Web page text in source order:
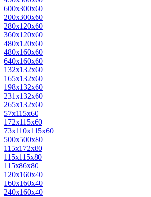
600х300х60
200х300х60
280х120х60
360х120х60
480х120х60
480х160х60
640х160х60
132х132х60
165х132х60
198х132х60
231х132х60
265х132х60
57х115х60
172х115х60
73х110х115х60
500х500х80
115x172x80
115x115x80
115x86x80
120х160х40
160х160х40
240х160х40